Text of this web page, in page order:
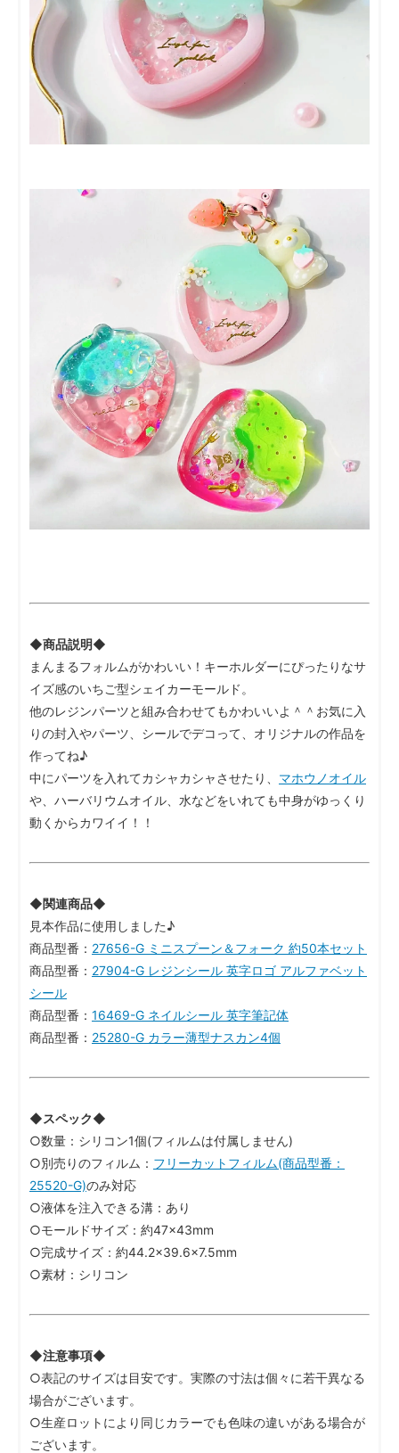
◆商品説明◆
まんまるフォルムがかわいい！キーホルダーにぴったりなサ
イズ感のいちご型シェイカーモールド。
他のレジンパーツと組み合わせてもかわいいよ＾＾お気に入
りの封入やパーツ、シールでデコって、オリジナルの作品を
作ってね♪
中にパーツを入れてカシャカシャさせたり、 マホウノオイル
や、ハーバリウムオイル、水などをいれても中身がゆっくり
動くからカワイイ！！
◆関連商品◆
見本作品に使用しました♪
商品型番： 27656-G ミニスプーン＆フォーク 約50本セット
商品型番： 27904-G レジンシール 英字ロゴ アルファベット
シール
商品型番： 16469-G ネイルシール 英字筆記体
商品型番： 25280-G カラー薄型ナスカン4個
◆スペック◆
○数量：シリコン1個(フィルムは付属しません)
○別売りのフィルム： フリーカットフィルム(商品型番：
25520-G)のみ対応
○液体を注入できる溝：あり
○モールドサイズ：約47×43mm
○完成サイズ：約44.2×39.6×7.5mm
○素材：シリコン
◆注意事項◆
○表記のサイズは目安です。実際の寸法は個々に若干異なる
場合がございます。
○生産ロットにより同じカラーでも色味の違いがある場合が
ございます。